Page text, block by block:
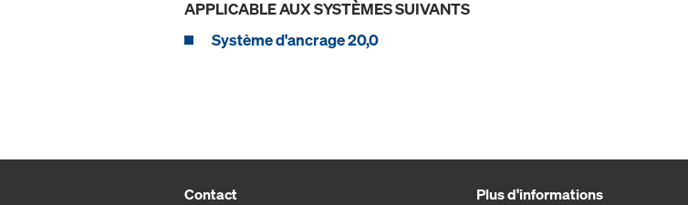
APPLICABLE AUX SYSTÈMES SUIVANTS
Système d'ancrage 20,0
Contact Plus d'informations